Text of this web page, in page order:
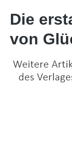
Die
von
Bildergalerie